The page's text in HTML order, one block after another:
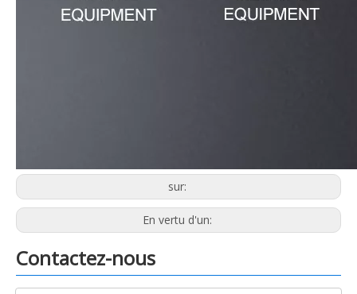
sur:
En vertu d'un:
Contactez-nous